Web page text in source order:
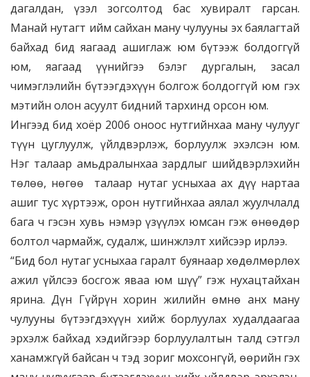
дагалдан, үзэл зогсолтод бас хувиралт гарсан.
Манай нутагт ийм сайхан ману чулууны эх баялагтай
байхад бид яагаад ашиглаж юм бүтээж болдоггүй
юм, яагаад үүнийгээ бэлэг дургалын, засал
чимэглэлийн бүтээгдэхүүн болгож болдоггүй юм гэх
мэтийн олон асуулт бидний тархинд орсон юм.
Ингээд бид хоёр 2006 оноос нутгийнхаа ману чулууг
түүн цуглуулж, үйлдвэрлэж, борлуулж эхэлсэн юм.
Нэг талаар амьдралынхаа зардлыг шийдвэрлэхийн
төлөө, нөгөө талаар нутаг усныхаа ах дүү нартаа
ашиг тус хүртээж, орон нутгийнхаа аялал жуулчлалд
бага ч гэсэн хувь нэмэр үзүүлэх юмсан гэж өнөөдөр
болтол чармайж, судалж, шинжлэлт хийсээр ирлээ.
“Бид бол нутаг усныхаа гаралт буянаар хөдөлмөрлөх
ажил үйлсээ босгож яваа юм шүү” гэж нухацтайхан
ярина. Дүн Гүйрүн хорин жилийн өмнө анх ману
чулууны бүтээгдэхүүн хийж борлуулах худалдаагаа
эрхэлж байхад хэдийгээр борлуулалтын талд сэтгэл
ханамжгүй байсан ч тэд зориг мохсонгүй, өөрийн гэх